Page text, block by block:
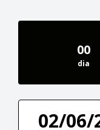
00
dia
02/06/